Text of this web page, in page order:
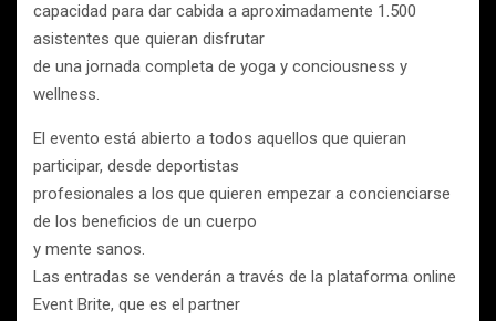
capacidad para dar cabida a aproximadamente 1.500
asistentes que quieran disfrutar
de una jornada completa de yoga y conciousness y
wellness.
El evento está abierto a todos aquellos que quieran
participar, desde deportistas
profesionales a los que quieren empezar a concienciarse
de los beneficios de un cuerpo
y mente sanos.
Las entradas se venderán a través de la plataforma online
Event Brite, que es el partner